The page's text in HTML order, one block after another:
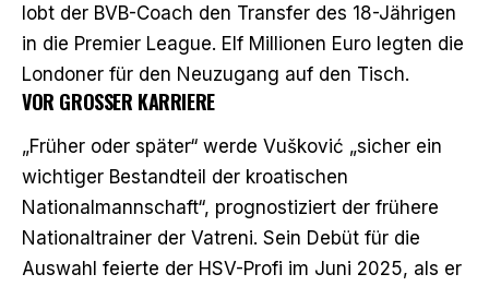
lobt der BVB-Coach den Transfer des 18-Jährigen
in die Premier League. Elf Millionen Euro legten die
Londoner für den Neuzugang auf den Tisch.
VOR GROSSER KARRIERE
„Früher oder später“ werde Vušković „sicher ein
wichtiger Bestandteil der kroatischen
Nationalmannschaft“, prognostiziert der frühere
Nationaltrainer der Vatreni. Sein Debüt für die
Auswahl feierte der HSV-Profi im Juni 2025, als er